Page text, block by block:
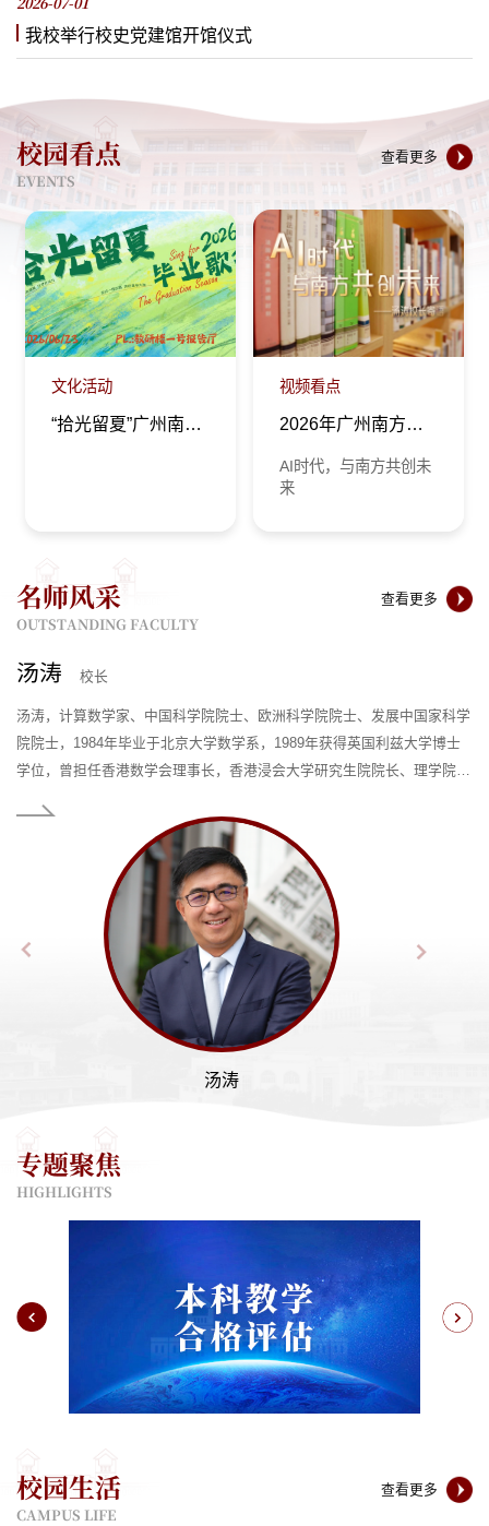
我校举行校史党建馆开馆仪式
校园看点
EVENTS
查看更多
文化活动
“拾光留夏”广州南方学院2026年毕业歌会
视频看点
2026年广州南方学院校长寄语
AI时代，与南方共创未
来
名师风采
OUTSTANDING FACULTY
查看更多
方海云 护理与健康学院院长
方海云，主任护师，中华护理学会老年护理专业委员会委员，广东省护理
学会老年居家互联网护理学科群带头人，广东省护理学会老年居家护理专
业委员会主任委员，广东省护理学会第七、八届老年护理专业委员会主任
年起先后毕业于中山医学院附设卫生学校、中山医科大学及华中科技大
学，获医学学士学位。从事临床护理工作40年，历任中山大学附属第一医
院外科护士、区护士长、...
高凯 商学院教师
高凯，教授，南粤优秀教师，校级教学名师。2005年毕业于西北工业大
学，2007年获得广东外语外贸大学硕士学位，目前担任广东省高教学会课
程思政专委会理事，中国国际“互联网+”大学生创新创业大赛国赛评委；
创业”挑战赛广东省赛评委；现为广州南方学院商学院工商管理系主任。
高凯教授主要从事数字营销领域研究，荣获第九届广东省教育教学成果奖
一等奖；主讲《市场营销学》...
汤涛 校长
汤涛，计算数学家、中国科学院院士、欧洲科学院院士、发展中国家科学
院院士，1984年毕业于北京大学数学系，1989年获得英国利兹大学博士
学位，曾担任香港数学会理事长，香港浸会大学研究生院院长、理学院院
大学-香港浸会大学联合国际学院校长。现任广州南方学院校长。汤涛教
授主要从事计算数学研究，在双曲型方程计算方法误差分析，微分方程谱
方法理论，相场模型的高精度算法，...
傅爱兰 常务副校长
傅爱兰，中共党员，教授。北京师范大学文学学士，中央民族大学语言学
博士，加拿大圣玛丽大学荣誉博士。曾任中央民族大学、北京师范大学教
授、博士研究生导师。曾任美国德州大学高级访问学者、香港浸会大学、
长、常务副校长、珠海校区管委会副主任。傅爱兰教授主要从事语言学与
应用语言学研究。先后在CSSCI、SSCI发表学术论文50余篇，出版学术
专著5部，主编港澳中文及普通话教材多套。...
杨双华 副校长
杨双华，欧洲科学与艺术院院士，国家特聘专家，英国工程与技术学会
（IET）会士，英国测量与控制学会（InstMC）会士，美国IEEE高级会
员。现任广州南方学院副校长、工学院院长。曾任英国雷丁大学计算机系
教授、研究生院常务副院长，浙江大学教授等职务。获2010年英国测量与
控制学会（InstMC）霍尼韦尔（Honeywell）奖，表彰其在测量与控制领
域做出的突出贡献。2014年被所在英国拉夫堡大学授予象征“...
刘文斌 副校长
刘文斌，博士毕业于英国利兹大学。1991年至1994年期间执教于英国帝
国理工学院，自1995年起任职于英国肯特大学，曾出任肯特大学商学院管
理科学与计算数学讲座教授、管理科学专业主任以及中英工商管理联合研
学院评估中心海外特聘教授、中国科学院管理与数学海外评审专家、UIC
工商管理学院讲座教授、中国优选法统筹法与经济数学研究会评价方法与
应用分会副理事长、中国工业与应用数学学会金融科技与算法专业委员会
张明远 校长顾问、博雅学院院长
张明远，北京师范大学文学学士、文学硕士、文学博士，加拿大圣玛丽大
学荣誉文学博士。1990年中国人民大学中文系副教授，1995年香港树仁
大学文学院院长、教授，2005年北京师范大学珠海分校文学院院长、教
任广州南方学院校长顾问、博雅学院院长。张明远教授注重民俗学、人类
学、社会学、历史学、文学、哲学等多学科交叉综合研究，出版的主要著
作：《黄色文明---中国文化的功能与模式》...
曾铁勇 数学与统计学院院长
曾铁勇，博士，教授，香港中文大学数学人工智能中心创始主任，教育部
长江讲席教授，科技部战略性科技创新合作重点专项首席科学家，
Pattern Recognition 编委会成员，2021年香港数学会青年学者奖获得
学，2004年获得巴黎理工学院硕士学位，2007年获得巴黎第十三大学博
士学位。2007-2008, 法国巴黎卡尚高等师范学校博士后。2008-2018年，
香港浸会大学数学系助理教授、副教授。...
叶龙森 商学院院长
叶龙森，加拿大圣玛丽大学终身教授，金融风险管理师（FRM）。主要从
事金融风险管理、金融衍生品、股票投资等金融领域、国际化教育方面的
研究工作。发表国际高水平论文20余篇。叶龙森教授先后获得北京大学数
士以及加拿大女皇大学金融管理学博士学位。曾担任中国人民银行研究生
部兼职教授、圣玛丽大学金融系主任、加拿大华人教授协会大西洋区分会
会长、江西财经大学国际学院院长、...
陈天祥 公共管理学院院长
陈天祥，教授，博士生导师。1987年毕业于北京大学历史系，2002年获
中山大学管理学博士学位，2003年在英国牛津大学公共管理专门知识研修
班进修，2004年获美国伊利诺依州立大学（UIUC）访问学者。现为中山
事，广东省行政体制改革与机构编制管理研究会副会长，曾任教育部高等
学校公共管理类学科教学指导委员会秘书。现任广州南方学院公共管理学
院院长。陈天祥教授主要从事数字治理、...
孙立 文学与传媒学院院长
孙立，教授、博士生导师，广州南方学院文学与传媒学院院长。1984年
12月毕业于中山大学，曾任中山大学中文系教授、日本国立九州大学文学
部及人文科学府外籍教授、日本早稻田大学高级访问研究员。主要从事中
专著《中国文学批评文献学》《诗学拾零集》《明末清初诗论研究》《日
本诗话中的中国古代文学研究》等多种，在《文学遗产》《文献》《文学
研究》(日本)、《北京大学学报》...
罗焕敏 云康医学与健康学院院长
罗焕敏，医学博士、教授、博士生导师、博士后合作导师，广东省“南粤
优秀教师”。1983年毕业于江西医学院医学系医疗专业，1996年获得中山
医科大学博士学位，曾担任教育部高等学校基础医学类专业教学指导委员
学会副理事长、暨南大学-香港大学脑功能与健康联合实验室共同主任。
2001~2006年暨南大学药学院创始院长、党委书记，2007~2016年暨南大
学医学院执行院长。现任广州南方学院云康医学与健康学院院长。...
丁建新 外国语学院院长
丁建新，中山大学教授、博士生导师、博士后合作导师、语言研究所所
长。威尔士三一圣大卫大学（UWTSD）客座教授、博士生导师。韩礼德
语言科学研究院（M.A.K. Halliday Institute of Linguistic Sciences，厦
（Fellow）。兼任中山大学南方学院外国语学院创院院长（双聘）。广东
外语外贸大学南国商学院学科建设客座教授。教育部“新世纪优秀人才”。
国际韩礼德语言学研究会（...
王丽荣 马克思主义学院院长
王丽荣，教授，博士生导师。本科和硕士均就读于武汉大学历史学系，
2004年5月博士毕业于中山大学历史学系。1996年9月起在中山大学任
教，现任广州南方学院马克思主义学院院长。曾经主持国家社科青年基
德育论”“广东改革开放三十年”及广东省教育厅项目“池田大作德育理论及
其实践”“当代中日道德教育比较研究”；广东省高等教育教学改革项目（本
科类）“高校思政教育有效性实现模式研究”...
张超 中医药健康学院院长
张超，三级教授，研究生导师，南粤优秀教师，中医药健康学院院长。国
家一流专业 “药学”、“临床药学”主要负责人，《药物化学》国家一流课程
负责人。从事靶向抗肿瘤药物和新型神经系统药物的研发和药学教育教学
科高校中药学类专业教学指导委员会委员。省药理学会常务理事、肿瘤药
理专业委员会副主任委员、药理学教育专业委员会副主任委员，省高校教
学管理学会常务理事、...
卫建国 会计学院院长
卫建国，会计学院执行院长、党总支书记。兼任广东省审计学会理事,高
级审计师评委，广州市审计学会常务理事，广州市内部审计协会副会长，
广州市注册会计师协会诚信自律委员会委员，从化区人大常委会咨询专
会计学会副会长,青岛海洋大学会计学系副主任,中山大学管理学院会计学
系副主任，美国夏威夷大学访问学者。参编或主编教材、著作10余部；发
表学术论文30多篇；...
方海云 护理与健康学院院长
方海云，主任护师，中华护理学会老年护理专业委员会委员，广东省护理
学会老年居家互联网护理学科群带头人，广东省护理学会老年居家护理专
业委员会主任委员，广东省护理学会第七、八届老年护理专业委员会主任
年起先后毕业于中山医学院附设卫生学校、中山医科大学及华中科技大
学，获医学学士学位。从事临床护理工作40年，历任中山大学附属第一医
院外科护士、区护士长、...
高凯 商学院教师
高凯，教授，南粤优秀教师，校级教学名师。2005年毕业于西北工业大
学，2007年获得广东外语外贸大学硕士学位，目前担任广东省高教学会课
程思政专委会理事，中国国际“互联网+”大学生创新创业大赛国赛评委；
创业”挑战赛广东省赛评委；现为广州南方学院商学院工商管理系主任。
高凯教授主要从事数字营销领域研究，荣获第九届广东省教育教学成果奖
一等奖；主讲《市场营销学》...
汤涛 校长
汤涛，计算数学家、中国科学院院士、欧洲科学院院士、发展中国家科学
院院士，1984年毕业于北京大学数学系，1989年获得英国利兹大学博士
学位，曾担任香港数学会理事长，香港浸会大学研究生院院长、理学院院
大学-香港浸会大学联合国际学院校长。现任广州南方学院校长。汤涛教
授主要从事计算数学研究，在双曲型方程计算方法误差分析，微分方程谱
方法理论，相场模型的高精度算法，...
傅爱兰 常务副校长
傅爱兰，中共党员，教授。北京师范大学文学学士，中央民族大学语言学
博士，加拿大圣玛丽大学荣誉博士。曾任中央民族大学、北京师范大学教
授、博士研究生导师。曾任美国德州大学高级访问学者、香港浸会大学、
长、常务副校长、珠海校区管委会副主任。傅爱兰教授主要从事语言学与
应用语言学研究。先后在CSSCI、SSCI发表学术论文50余篇，出版学术
专著5部，主编港澳中文及普通话教材多套。...
汤涛
专题聚焦
HIGHLIGHTS
校园生活
CAMPUS LIFE
查看更多